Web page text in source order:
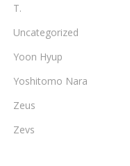
T.
Uncategorized
Yoon Hyup
Yoshitomo Nara
Zeus
Zevs